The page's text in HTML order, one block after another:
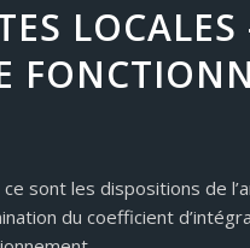
ce sont les dispositions de
du coefficient